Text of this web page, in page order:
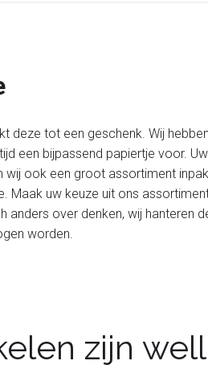
deze tot een geschenk. Wij
een bijpassend papiertje voor.
ook een groot assortiment
uw keuze uit ons
over denken, wij hanteren
worden.
zijn